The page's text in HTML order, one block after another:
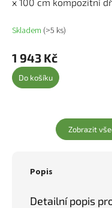
Skladem (>5 ks)
1 943 Kč
Do košíku
Zobrazit
Popis
Detailní popis